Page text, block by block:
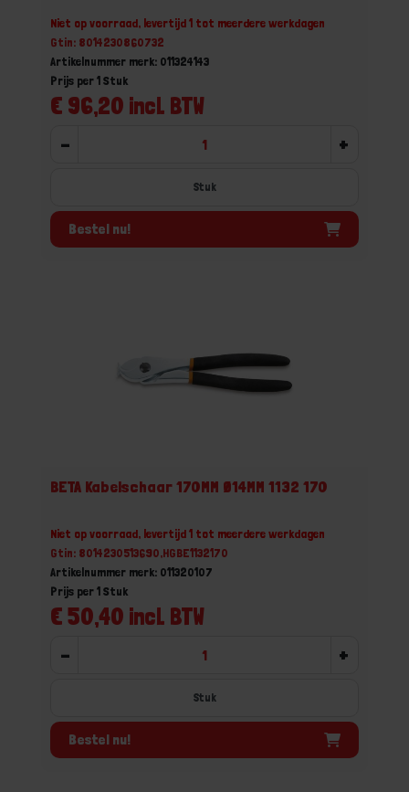
Niet op voorraad, levertijd 1 tot meerdere werkdagen
Gtin: 8014230860732
Artikelnummer merk: 011324143
€ 96,20 incl. BTW
Prijs per 1 Stuk
- +
Stuk
Bestel nu!
BETA Kabelschaar 170MM Ø14MM 1132 170
Niet op voorraad, levertijd 1 tot meerdere werkdagen
Gtin: 8014230513690,HGBE1132170
Artikelnummer merk: 011320107
€ 50,40 incl. BTW
Prijs per 1 Stuk
- +
Stuk
Bestel nu!